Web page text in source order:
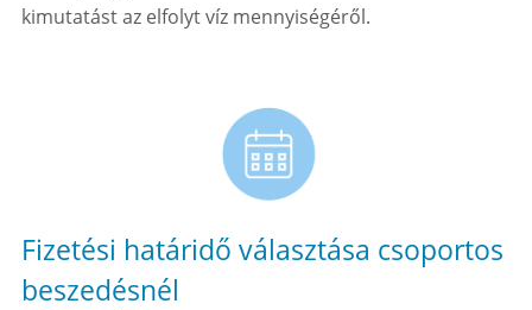
kimutatást az elfolyt víz mennyiségéről.
Fizetési határidő választása csoportos
beszedésnél